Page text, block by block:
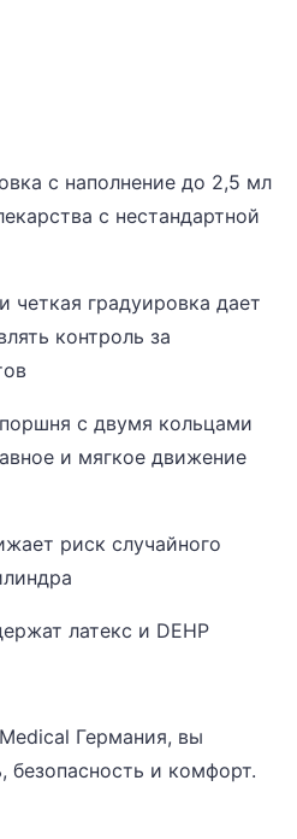
с наполнение до 2,5 мл
с нестандартной
градуировка дает
контроль за
с двумя кольцами
и мягкое движение
риск случайного
латекс и DEHP
Германия, вы
безопасность и комфорт.